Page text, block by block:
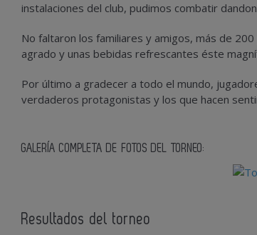
instalaciones del club, pudimos combatir
No faltaron los familiares y amigos, más de
agrado y unas bebidas refrescantes éste
Por último a gradecer a todo el mundo,
verdaderos protagonistas y los que hacen
GALERÍA COMPLETA DE FOTOS DEL TORNEO:
Resultados del torneo